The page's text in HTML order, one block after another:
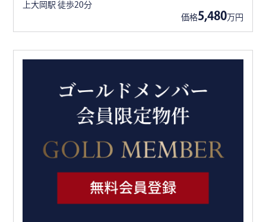
上大岡駅 徒歩20分
価格5,480万円